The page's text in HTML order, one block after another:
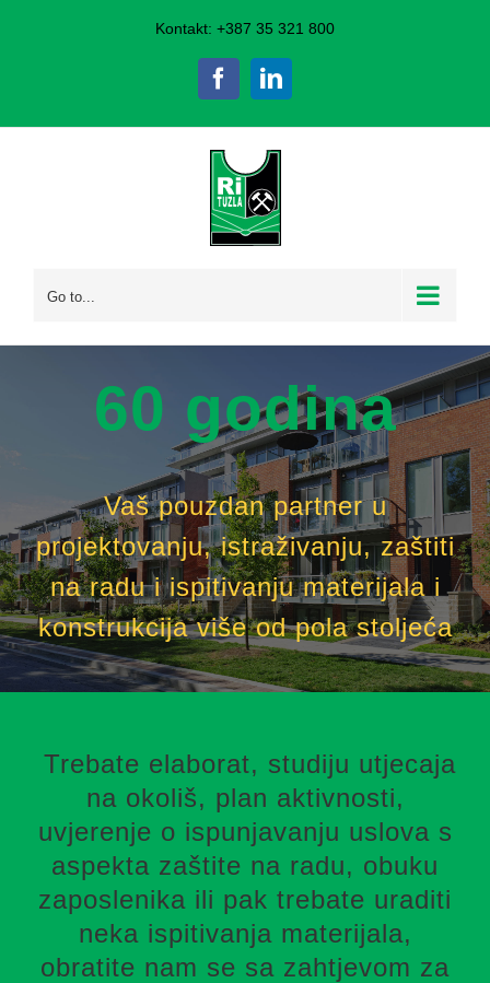
Kontakt: +387 35 321 800
FacebookLinkedIn
Go to...
60 godina
Vaš pouzdan partner u
projektovanju, istraživanju, zaštiti
na radu i ispitivanju materijala i
konstrukcija više od pola stoljeća
Trebate elaborat, studiju utjecaja
na okoliš, plan aktivnosti,
uvjerenje o ispunjavanju uslova s
aspekta zaštite na radu, obuku
zaposlenika ili pak trebate uraditi
neka ispitivanja materijala,
obratite nam se sa zahtjevom za